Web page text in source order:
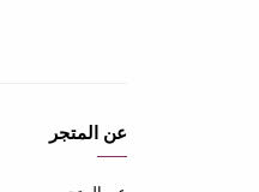
عن المتجر